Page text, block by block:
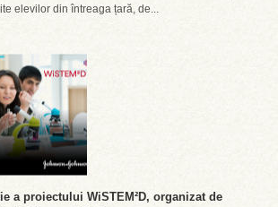
elevilor din întreaga țară, de...
a proiectului WiSTEM²D, organizat de